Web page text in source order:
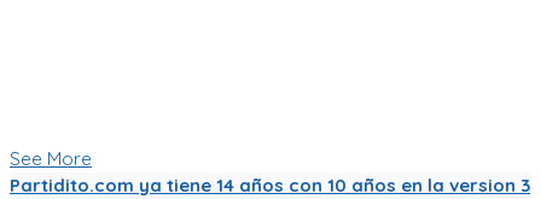
See More
Partidito.com ya tiene 14 años con 10 años en la version 3